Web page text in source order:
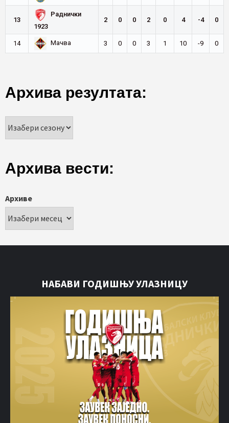
13
Раднички
1923
2 0 0 2 0 4 -4 0
14 Мачва 3 0 0 3 1 10 -9 0
Архива резултата:
Архива вести:
Архиве
НАБАВИ ГОДИШЊУ УЛАЗНИЦУ